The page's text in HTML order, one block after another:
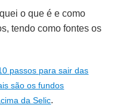
o que é e como
tendo como fontes os
passos para sair das
são os fundos
da Selic.